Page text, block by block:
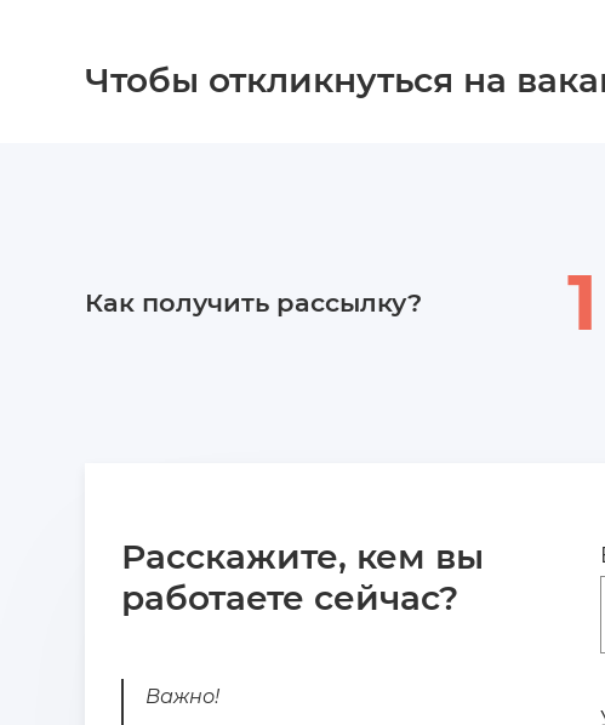
Чтобы откликнуться на
Как получить рассылку? 1
Расскажите, кем вы
работаете сейчас?
Важно!